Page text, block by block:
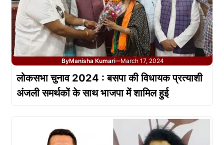
ByManisha Kumari—March 17, 2024
लोकसभा चुनाव 2024 : बसपा की विधायक प्रत्याशी
अंजली समर्थकों के साथ भाजपा में शामिल हुई